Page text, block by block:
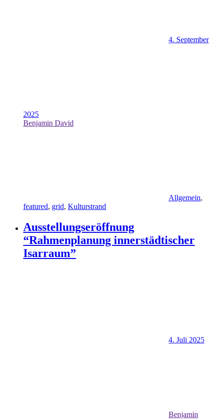
4. September
2025
Benjamin David
Allgemein,
featured, grid, Kulturstrand
Ausstellungseröffnung
“Rahmenplanung innerstädtischer
Isarraum”
4. Juli 2025
Benjamin